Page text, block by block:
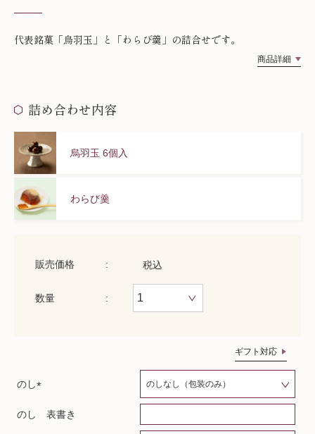
代表銘菓「烏羽玉」と「わらび羹」の詰合せです。
商品詳細
詰め合わせ内容
烏羽玉 6個入
わらび羹
販売価格 税込
数量
ギフト対応
のし
のし 表書き